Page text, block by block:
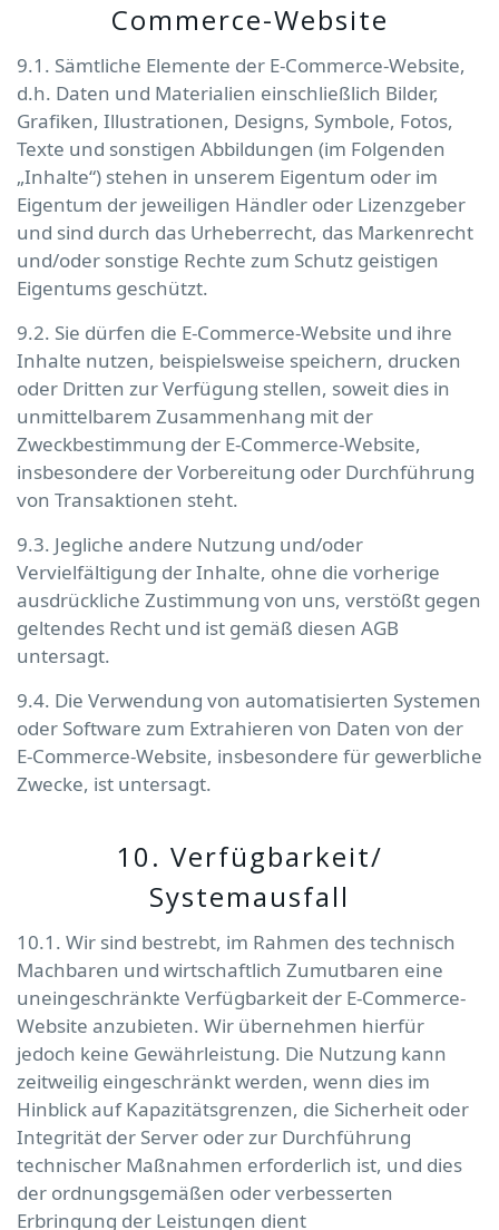
Commerce-Website
9.1. Sämtliche Elemente der E-Commerce-Website,
d.h. Daten und Materialien einschließlich Bilder,
Grafiken, Illustrationen, Designs, Symbole, Fotos,
Texte und sonstigen Abbildungen (im Folgenden
„Inhalte“) stehen in unserem Eigentum oder im
Eigentum der jeweiligen Händler oder Lizenzgeber
und sind durch das Urheberrecht, das Markenrecht
und/oder sonstige Rechte zum Schutz geistigen
Eigentums geschützt.
9.2. Sie dürfen die E-Commerce-Website und ihre
Inhalte nutzen, beispielsweise speichern, drucken
oder Dritten zur Verfügung stellen, soweit dies in
unmittelbarem Zusammenhang mit der
Zweckbestimmung der E-Commerce-Website,
insbesondere der Vorbereitung oder Durchführung
von Transaktionen steht.
9.3. Jegliche andere Nutzung und/oder
Vervielfältigung der Inhalte, ohne die vorherige
ausdrückliche Zustimmung von uns, verstößt gegen
geltendes Recht und ist gemäß diesen AGB
untersagt.
9.4. Die Verwendung von automatisierten Systemen
oder Software zum Extrahieren von Daten von der
E-Commerce-Website, insbesondere für gewerbliche
Zwecke, ist untersagt.
10. Verfügbarkeit/
Systemausfall
10.1. Wir sind bestrebt, im Rahmen des technisch
Machbaren und wirtschaftlich Zumutbaren eine
uneingeschränkte Verfügbarkeit der E-Commerce-
Website anzubieten. Wir übernehmen hierfür
jedoch keine Gewährleistung. Die Nutzung kann
zeitweilig eingeschränkt werden, wenn dies im
Hinblick auf Kapazitätsgrenzen, die Sicherheit oder
Integrität der Server oder zur Durchführung
technischer Maßnahmen erforderlich ist, und dies
der ordnungsgemäßen oder verbesserten
Erbringung der Leistungen dient